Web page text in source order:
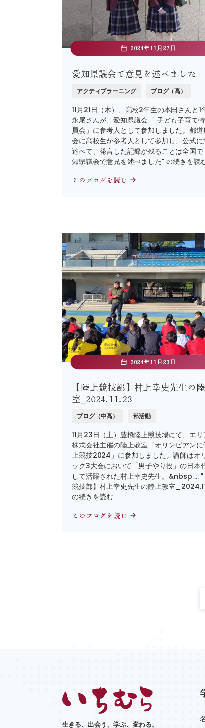
2024年11月27日
愛知県議会で意見を述べました
アクティブラーニング ブログ（高）
11月21日（木）、高校2年生の本田さんと1
永尾さんが、愛知県議会「 子ども子育て
員会」に参考人として参加しました。都
会に高校生が参考人として参加し、公式に
述べて、発言した記録が残ることは全国
知県議会で意見を述べました" の続きを読
このブログを読む
2024年11月23日
【陸上競技部】村上幸史先生の
室_2024.11.23
ブログ（中高） 部活動
11月23日（土）豊橋陸上競技場にて、エリ
株式会社主催の陸上教室「オリンピアン
上競技2024」に参加しました。講師はオ
ック3大会において「男子やり投」の日本
して活躍された村上幸史先生。&nbsp … "
競技部】村上幸史先生の陸上教室
の続きを読む
このブログを読む
生きる、出会う、学ぶ、変わる。